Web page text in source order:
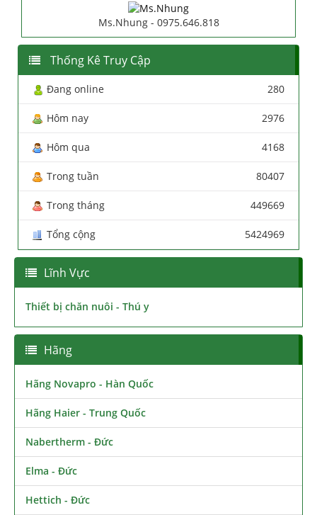
Ms.Nhung - 0975.646.818
Thống Kê Truy Cập
Đang online 280
Hôm nay 2976
Hôm qua 4168
Trong tuần 80407
Trong tháng 449669
Tổng cộng 5424969
Lĩnh Vực
Thiết bị chăn nuôi - Thú y
Hãng
Hãng Novapro - Hàn Quốc
Hãng Haier - Trung Quốc
Nabertherm - Đức
Elma - Đức
Hettich - Đức